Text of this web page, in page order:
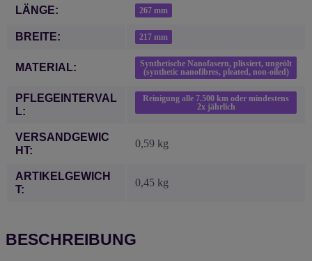
Produkteigenschaft
Wert
LÄNGE: 267 mm
BREITE: 217 mm
MATERIAL:
Synthetische Nanofasern, plissiert, ungeölt
(synthetic nanofibres, pleated, non-oiled)
PFLEGEINTERVAL
L:
Reinigung alle 7.500 km oder mindestens
2x jährlich
VERSANDGEWIC
HT:
0,59 kg
ARTIKELGEWICH
T:
0,45 kg
BESCHREIBUNG